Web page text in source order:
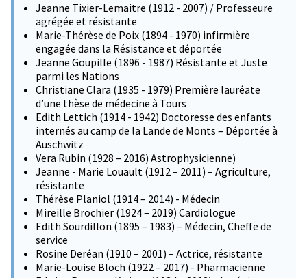
Jeanne Tixier-Lemaitre (1912 - 2007) / Professeure
agrégée et résistante
Marie-Thérèse de Poix (1894 - 1970) infirmière
engagée dans la Résistance et déportée
Jeanne Goupille (1896 - 1987) Résistante et Juste
parmi les Nations
Christiane Clara (1935 - 1979) Première lauréate
d’une thèse de médecine à Tours
Edith Lettich (1914 - 1942) Doctoresse des enfants
internés au camp de la Lande de Monts – Déportée à
Auschwitz
Vera Rubin (1928 – 2016) Astrophysicienne)
Jeanne - Marie Louault (1912 – 2011) – Agriculture,
résistante
Thérèse Planiol (1914 – 2014) - Médecin
Mireille Brochier (1924 – 2019) Cardiologue
Edith Sourdillon (1895 – 1983) – Médecin, Cheffe de
service
Rosine Deréan (1910 – 2001) – Actrice, résistante
Marie-Louise Bloch (1922 – 2017) - Pharmacienne